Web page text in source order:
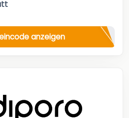
anzeigen